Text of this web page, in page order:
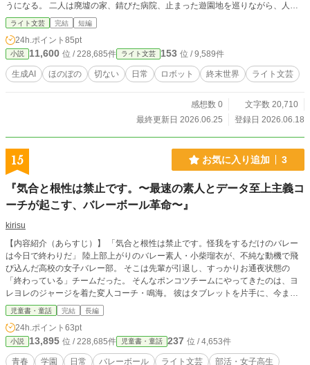
うになる。 二人は廃墟の家、錆びた病院、止まった遊園地を巡りながら、人間
たちが残した手紙を読む。 恋人への手紙。 母から子への手紙。 未来の誰かに向
けた手紙。 やがてハコの電源を支える郵便局の蓄電池が、残りわずかだと分か
る。 最後の日、ハコはユイに一通の手紙を渡す。 宛名は、ユイ。 そこには、昔
の郵便局員が残した言葉が書かれていた。 「もしこの手紙を誰かが読んでいる
なら、どうか覚えていてください。 私たちは、確かにここで生きていました」
ハコは最後に言う。 「配達、完了しました」 そして停止する。 エピローグで
制作した作品です。設定・構成・文章の一部に生成AIを活用し、投稿者が編集・
ライト文芸 完結 短編
24h.ポイント 85pt
小説 11,600 位 / 228,685件 ライト文芸 153 位 / 9,589件
生成AI ほのぼの 切ない 日常 ロボット 終末世界 ライト文芸
感想数 0
文字数 20,710
最終更新日 2026.06.25
登録日 2026.06.18
15 お気に入り追加 3
『気合と根性は禁止です。〜最速の素人とデータ至上主義コ
ーチが起こす、バレーボール革命〜』
kirisu
【内容紹介（あらすじ）】 「気合と根性は禁止です。怪我をするだけのバレー
は今日で終わりだ」 陸上部上がりのバレー素人・小柴瑠衣が、不純な動機で飛
び込んだ高校の女子バレー部。 そこは先輩が引退し、すっかりお通夜状態の
「終わっている」チームだった。 そんなポンコツチームにやってきたのは、ヨ
レヨレのジャージを着た変人コーチ・鳴海。 彼はタブレットを片手に、今まで
のスポーツの常識をすべて全否定する。 「すべては確率とデータだ。指定され
た座標（マス目）に、指定された秒数で走れ」 バレーの常識はゼロ。けれど
『足の速さ』と『無尽蔵のスタミナ』だけは誰にも負けない瑠衣は、コーチの理
詰めな指示に完璧に応え、絶対にボールを落とさない「最強のレシーバー」とし
ての才能を開花させていく。 相棒となるのは、175cmの長身なのにボールが怖
児童書・童話 完結 長編
24h.ポイント 63pt
小説 13,895 位 / 228,685件 児童書・童話 237 位 / 4,653件
青春 学園 日常 バレーボール ライト文芸 部活・女子高生